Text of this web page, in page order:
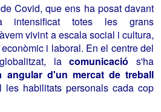
Covid, que ens ha posat davant
totes les grans
vivint a escala social i cultura,
i laboral. En el centre del
lacomunicaciós'ha
angular d'un mercat de treball
les habilitats personals cada cop